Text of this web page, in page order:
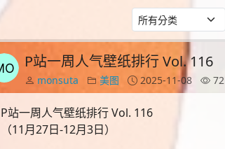
P站一周人气壁纸排行 Vol. 116
monsuta 美图 2025-11-08 72
P站一周人气壁纸排行 Vol. 116
（11月27日-12月3日）